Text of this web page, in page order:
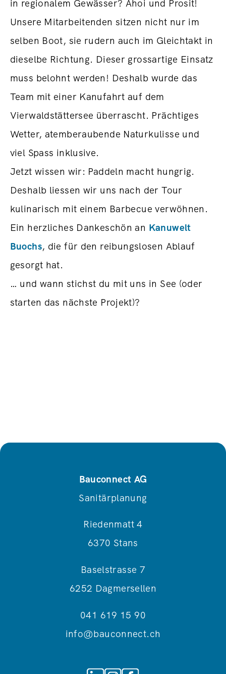
in regionalem Gewässer? Ahoi und Prosit!
Unsere Mitarbeitenden sitzen nicht nur im
selben Boot, sie rudern auch im Gleichtakt in
dieselbe Richtung. Dieser grossartige Einsatz
muss belohnt werden! Deshalb wurde das
Team mit einer Kanufahrt auf dem
Vierwaldstättersee überrascht. Prächtiges
Wetter, atemberaubende Naturkulisse und
viel Spass inklusive.
Jetzt wissen wir: Paddeln macht hungrig.
Deshalb liessen wir uns nach der Tour
kulinarisch mit einem Barbecue verwöhnen.
Ein herzliches Dankeschön an Kanuwelt
Buochs, die für den reibungslosen Ablauf
gesorgt hat.
… und wann stichst du mit uns in See (oder
starten das nächste Projekt)?
Bauconnect AG
Sanitärplanung
Riedenmatt 4
6370 Stans
Baselstrasse 7
6252 Dagmersellen
041 619 15 90
info@bauconnect.ch